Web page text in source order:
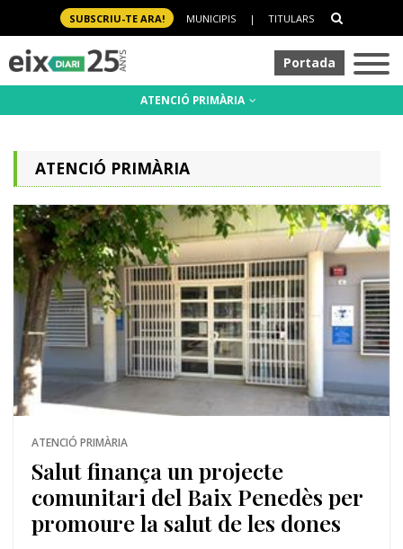
SUBSCRIU-TE ARA! MUNICIPIS | TITULARS
Portada
ATENCIÓ PRIMÀRIA
ATENCIÓ PRIMÀRIA
ATENCIÓ PRIMÀRIA
Salut finança un projecte
comunitari del Baix Penedès per
promoure la salut de les dones